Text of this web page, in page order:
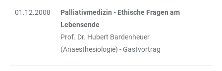
01.12.2008
Palliativmedizin - Ethische Fragen am
Lebensende
Prof. Dr. Hubert Bardenheuer
(Anaesthesiologie) - Gastvortrag